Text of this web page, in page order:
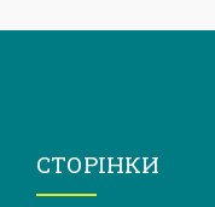
СТОРІНКИ